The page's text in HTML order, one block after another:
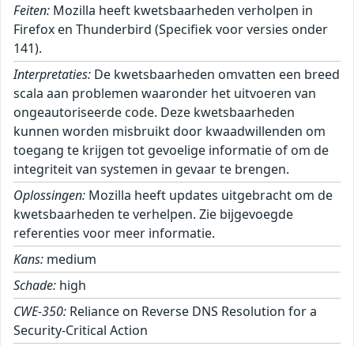
Feiten: Mozilla heeft kwetsbaarheden verholpen in
Firefox en Thunderbird (Specifiek voor versies onder
141).
Interpretaties: De kwetsbaarheden omvatten een breed
scala aan problemen waaronder het uitvoeren van
ongeautoriseerde code. Deze kwetsbaarheden
kunnen worden misbruikt door kwaadwillenden om
toegang te krijgen tot gevoelige informatie of om de
integriteit van systemen in gevaar te brengen.
Oplossingen: Mozilla heeft updates uitgebracht om de
kwetsbaarheden te verhelpen. Zie bijgevoegde
referenties voor meer informatie.
Kans: medium
Schade: high
CWE-350: Reliance on Reverse DNS Resolution for a
Security-Critical Action